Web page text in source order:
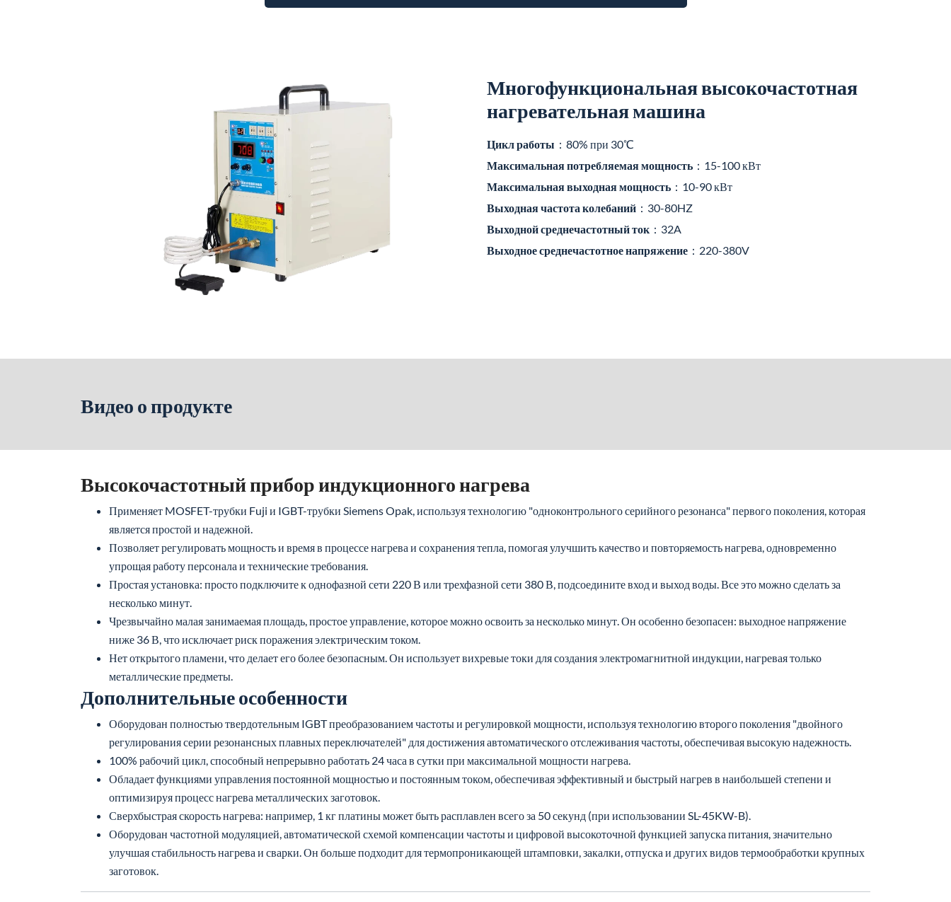
Многофункциональная высокочастотная
нагревательная машина
Цикл работы ：80% при 30℃
Максимальная потребляемая мощность ：15-100 кВт
Максимальная выходная мощность ：10-90 кВт
Выходная частота колебаний ：30-80HZ
Выходной среднечастотный ток ：32A
Выходное среднечастотное напряжение ：220-380V
Видео о продукте
Высокочастотный прибор индукционного нагрева
Применяет MOSFET-трубки Fuji и IGBT-трубки Siemens Opak, используя технологию "одноконтрольного серийного резонанса" первого поколения, которая
является простой и надежной.
Позволяет регулировать мощность и время в процессе нагрева и сохранения тепла, помогая улучшить качество и повторяемость нагрева, одновременно
упрощая работу персонала и технические требования.
Простая установка: просто подключите к однофазной сети 220 В или трехфазной сети 380 В, подсоедините вход и выход воды. Все это можно сделать за
несколько минут.
Чрезвычайно малая занимаемая площадь, простое управление, которое можно освоить за несколько минут. Он особенно безопасен: выходное напряжение
ниже 36 В, что исключает риск поражения электрическим током.
Нет открытого пламени, что делает его более безопасным. Он использует вихревые токи для создания электромагнитной индукции, нагревая только
металлические предметы.
Дополнительные особенности
Оборудован полностью твердотельным IGBT преобразованием частоты и регулировкой мощности, используя технологию второго поколения "двойного
регулирования серии резонансных плавных переключателей" для достижения автоматического отслеживания частоты, обеспечивая высокую надежность.
100% рабочий цикл, способный непрерывно работать 24 часа в сутки при максимальной мощности нагрева.
Обладает функциями управления постоянной мощностью и постоянным током, обеспечивая эффективный и быстрый нагрев в наибольшей степени и
оптимизируя процесс нагрева металлических заготовок.
Сверхбыстрая скорость нагрева: например, 1 кг платины может быть расплавлен всего за 50 секунд (при использовании SL-45KW-B).
Оборудован частотной модуляцией, автоматической схемой компенсации частоты и цифровой высокоточной функцией запуска питания, значительно
улучшая стабильность нагрева и сварки. Он больше подходит для термопроникающей штамповки, закалки, отпуска и других видов термообработки крупных
заготовок.